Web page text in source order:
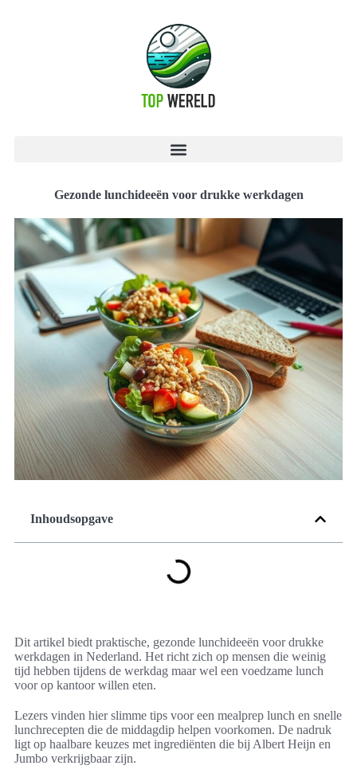
Gezonde lunchideeën voor drukke werkdagen
Inhoudsopgave
Dit artikel biedt praktische, gezonde lunchideeën voor drukke
werkdagen in Nederland. Het richt zich op mensen die weinig
tijd hebben tijdens de werkdag maar wel een voedzame lunch
voor op kantoor willen eten.
Lezers vinden hier slimme tips voor een mealprep lunch en snelle
lunchrecepten die de middagdip helpen voorkomen. De nadruk
ligt op haalbare keuzes met ingrediënten die bij Albert Heijn en
Jumbo verkrijgbaar zijn.